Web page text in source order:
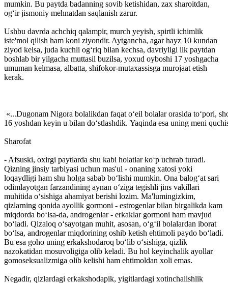
mumkin. Bu paytda badanning sovib ketishidan, zax sharoitdan,
og‘ir jismoniy mehnatdan saqlanish zarur.
Ushbu davrda achchiq qalampir, murch yeyish, spirtli ichimlik
iste'mol qilish ham koni ziyondir. Aytgancha, agar hayz 10 kundan
ziyod kelsa, juda kuchli og‘riq bilan kechsa, davriyligi ilk paytdan
boshlab bir yilgacha muttasil buzilsa, yoxud oyboshi 17 yoshgacha
umuman kelmasa, albatta, shifokor-mutaxassisga murojaat etish
kerak.
«...Dugonam Nigora bolalikdan faqat o‘eil bolalar orasida to‘pori,
16 yoshdan keyin u bilan do‘stlashdik. Yaqinda esa uning meni
Sharofat
- Afsuski, oxirgi paytlarda shu kabi holatlar ko‘p uchrab turadi.
Qizning jinsiy tarbiyasi uchun mas'ul - onaning xatosi yoki
loqaydligi ham shu holga sabab bo‘lishi mumkin. Ona balog‘at sari
odimlayotgan farzandining aynan o‘ziga tegishli jins vakillari
muhitida o‘sishiga ahamiyat berishi lozim. Ma'lumingizkim,
qizlarning qonida ayollik gormoni - estrogenlar bilan birgalikda kam
miqdorda bo‘lsa-da, androgenlar - erkaklar gormoni ham mavjud
bo‘ladi. Qizaloq o‘sayotgan muhit, asosan, o‘g‘il bolalardan iborat
bo‘lsa, androgenlar miqdorining oshib ketish ehtimoli paydo bo‘ladi.
Bu esa goho uning erkakshodaroq bo‘lib o‘sishiga, qizlik
nazokatidan mosuvoligiga olib keladi. Bu hol keyinchalik ayollar
gomoseksualizmiga olib kelishi ham ehtimoldan xoli emas.
Negadir, qizlardagi erkakshodapik, yigitlardagi xotinchalishlik